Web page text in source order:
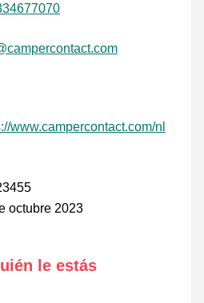
www.campercontact.com/nl
octubre 2023
le estás